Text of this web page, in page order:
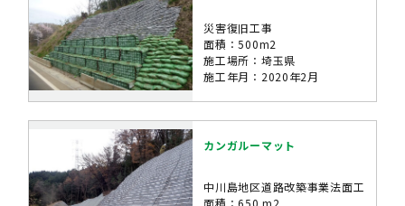
災害復旧工事
面積：500m2
施工場所：埼玉県
施工年月：2020年2月
カンガルーマット
中川島地区道路改築事業法面工
面積：650 m2